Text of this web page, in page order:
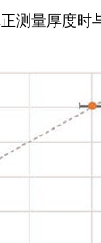
测量厚度时